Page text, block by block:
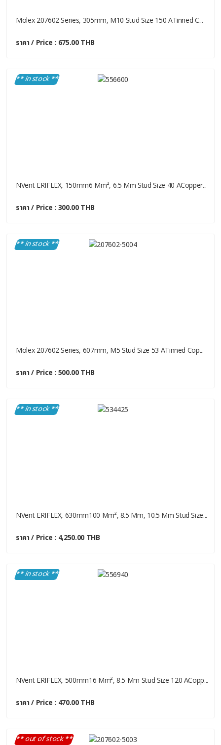
Molex 207602 Series, 305mm, M10 Stud Size 150 ATinned C...
ราคา / Price : 675.00 THB
** in stock **
NVent ERIFLEX, 150mm6 Mm², 6.5 Mm Stud Size 40 ACopper...
ราคา / Price : 300.00 THB
** in stock **
Molex 207602 Series, 607mm, M5 Stud Size 53 ATinned Cop...
ราคา / Price : 500.00 THB
** in stock **
NVent ERIFLEX, 630mm100 Mm², 8.5 Mm, 10.5 Mm Stud Size...
ราคา / Price : 4,250.00 THB
** in stock **
NVent ERIFLEX, 500mm16 Mm², 8.5 Mm Stud Size 120 ACopp...
ราคา / Price : 470.00 THB
** out of stock **